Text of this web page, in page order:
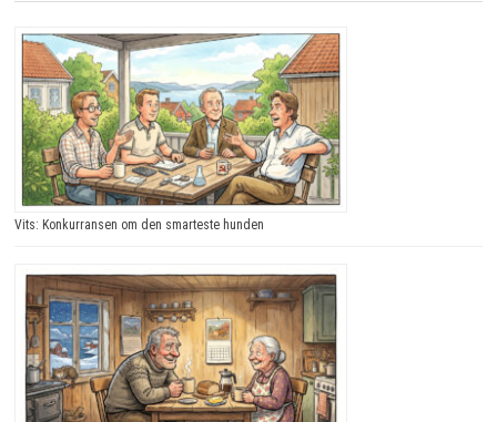
Vits: Konkurransen om den smarteste hunden